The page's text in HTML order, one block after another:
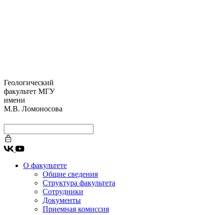
Геологический
факультет МГУ
имени
М.В. Ломоносова
О факультете
Общие сведения
Структура факультета
Сотрудники
Документы
Приемная комиссия